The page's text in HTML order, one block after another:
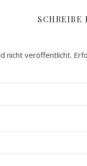
SCHREIBE
nicht veröffentlicht.